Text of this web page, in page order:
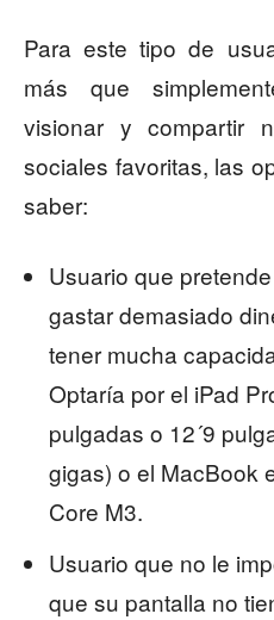
Para este tipo de
más que
visionar y compartir
sociales favoritas, las
saber:
Usuario que
gastar demasiado
tener mucha
Optaría por el iPad
pulgadas o 12´9
gigas) o el MacBook
Core M3.
Usuario que no le
que su pantalla no